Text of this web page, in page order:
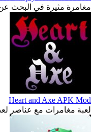
مغامرة مثيرة في البحث
Heart and Axe APK Mod
لعبة مغامرات مع عناصر لعب